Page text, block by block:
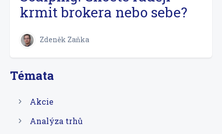
krmit brokera nebo sebe?
Zdeněk Zaňka
Témata
Akcie
Analýza trhů